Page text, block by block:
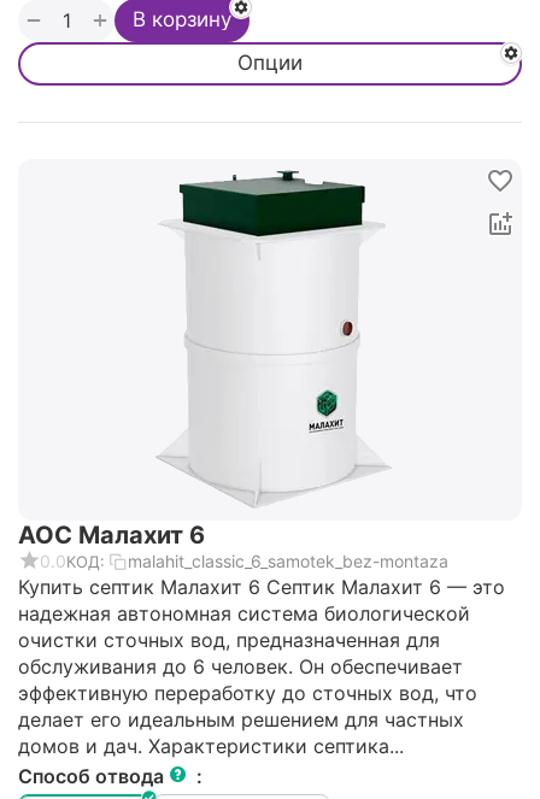
Опции
+
− В корзину
АОС Малахит 6
0.0КОД: malahit_classic_6_samotek_bez-montaza
Купить септик Малахит 6 Септик Малахит 6 — это
надежная автономная система биологической
очистки сточных вод, предназначенная для
обслуживания до 6 человек. Он обеспечивает
эффективную переработку до сточных вод, что
делает его идеальным решением для частных
домов и дач. Характеристики септика...
Способ отвода
: